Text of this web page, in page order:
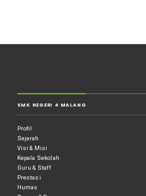
SMK NEGERI 4 MALANG
Profil
Sejarah
Visi & Misi
Kepala Sekolah
Guru & Staff
Prestasi
Humas